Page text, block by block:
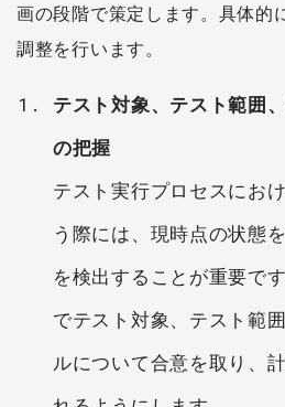
画の段階で策定します。具体的
調整を行います。
テスト対象、テスト範囲
の把握
テスト実行プロセスにお
う際には、現時点の状態
を検出することが重要で
でテスト対象、テスト範
ルについて合意を取り、